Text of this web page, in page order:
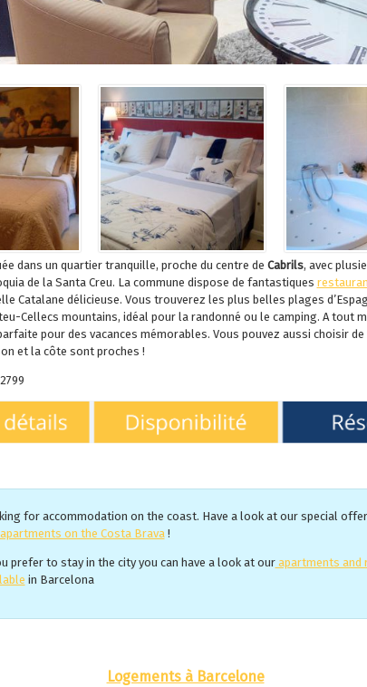
dans un quartier tranquille, proche du centre de Cabrils, avec
de la Santa Creu. La commune dispose de fantastiques
Catalane délicieuse. Vous trouverez les plus belles plages
Cellecs mountains, idéal pour la randonné ou le camping. A tout
pour des vacances mémorables. Vous pouvez aussi choisir
et la côte sont proches !
for accommodation on the coast. Have a look at our special
on the Costa Brava!
prefer to stay in the city you can have a look at ourapartments and
in Barcelona
Logements à Barcelone